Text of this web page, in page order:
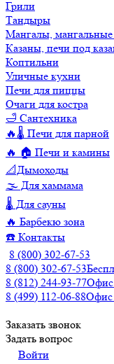
Грили
Тандыры
Мангалы, мангальные
Казаны, печи под
Коптильни
Уличные кухни
Печи для пиццы
Очаги для костра
🛁 Сантехника
🔥🌡️ Печи для парной
🔥 🏠 Печи и камины
📐Дымоходы
🌫️ Для хаммама
🌡️ Для сауны
🔥 Барбекю зона
☎️ Контакты
8 (800) 302-67-53
8 (800) 302-67-53
8 (812) 244-93-77Офис
8 (499) 112-06-88Офис
Заказать звонок
Задать вопрос
Войти